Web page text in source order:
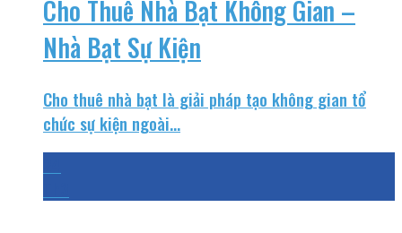
Cho Thuê Nhà Bạt Không Gian –
Nhà Bạt Sự Kiện
Cho thuê nhà bạt là giải pháp tạo không gian tổ
chức sự kiện ngoài...